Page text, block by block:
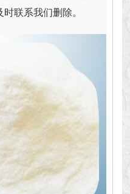
联系我们删除。